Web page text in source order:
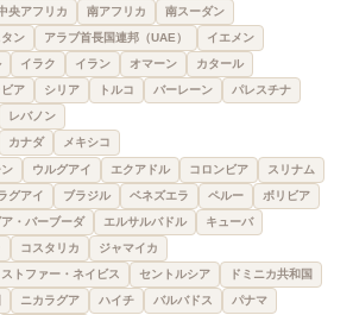
央アフリカ 南アフリカ 南スーダン
ン アラブ首長国連邦（UAE）
イエメン
イラク イラン オマーン
カタール
ア
シリア トルコ バーレーン
パレスチナ
レバノン
カナダ メキシコ
ウルグアイ エクアドル コロンビア
スリナム
グアイ ブラジル ベネズエラ ペルー ボリビア
・バーブーダ エルサルバドル
キューバ
コスタリカ
ジャマイカ
トファー・ネイビス
セントルシア
ドミニカ共和国
ニカラグア ハイチ バルバドス パナマ